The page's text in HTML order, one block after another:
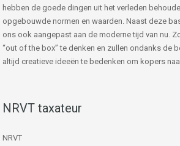
hebben de goede dingen uit het verleden
opgebouwde normen en waarden. Naast deze
ons ook aangepast aan de moderne tijd van nu.
“out of the box” te denken en zullen ondanks de
altijd creatieve ideeën te bedenken om kopers
NRVT taxateur
NRVT